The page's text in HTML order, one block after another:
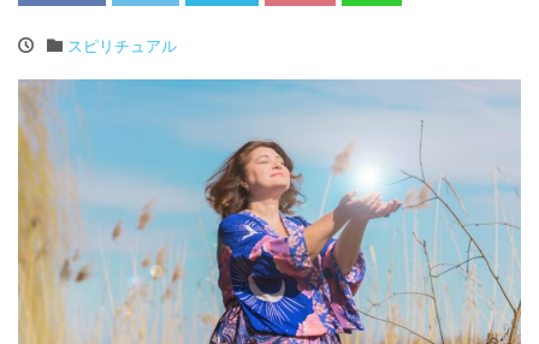
スピリチュアル